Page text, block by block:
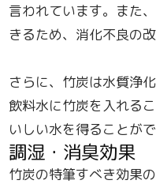
言われています。また
きるため、消化不良の
さらに、竹炭は水質浄
飲料水に竹炭を入れる
いしい水を得ることがで
調湿・消臭効果
竹炭の特筆すべき効果